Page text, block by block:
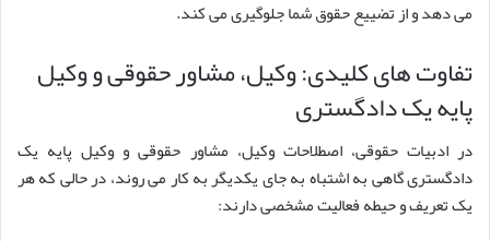
می دهد و از تضییع حقوق شما جلوگیری می کند.
تفاوت های کلیدی: وکیل، مشاور حقوقی و وکیل
پایه یک دادگستری
در ادبیات حقوقی، اصطلاحات وکیل، مشاور حقوقی و وکیل پایه یک
دادگستری گاهی به اشتباه به جای یکدیگر به کار می روند، در حالی که هر
یک تعریف و حیطه فعالیت مشخصی دارند: